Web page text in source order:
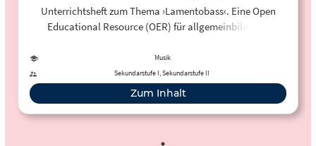
Unterrichtsheft zum Thema ›Lamentobass‹. Eine Open
Educational Resource (OER) für allgemeinbildende
Musik
Sekundarstufe I, Sekundarstufe II
Zum Inhalt